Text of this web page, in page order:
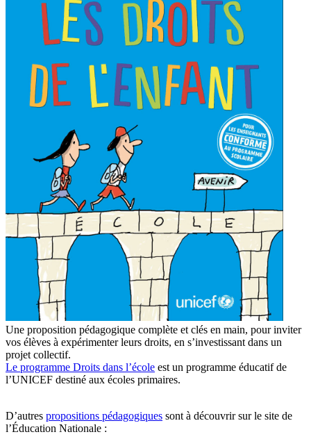
Une proposition pédagogique complète et clés en main, pour inviter
vos élèves à expérimenter leurs droits, en s’investissant dans un
projet collectif.
Le programme Droits dans l’école est un programme éducatif de
l’UNICEF destiné aux écoles primaires.
D’autres propositions pédagogiques sont à découvrir surle site de
l’Éducation Nationale :